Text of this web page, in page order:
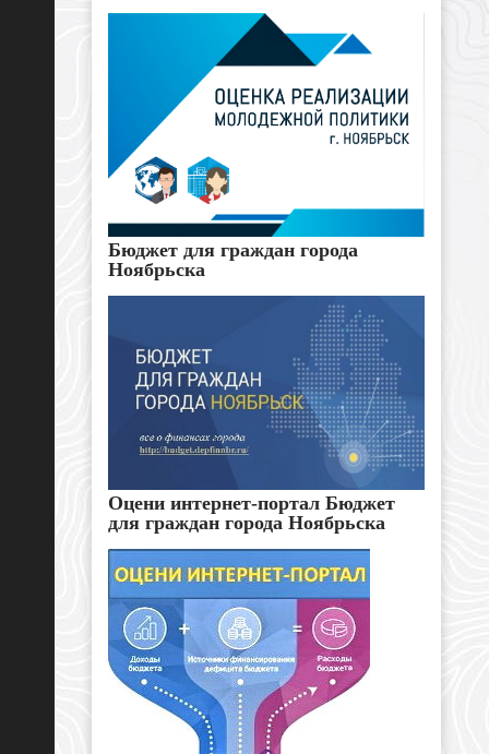
Бюджет для граждан города
Ноябрьска
Оцени интернет-портал Бюджет
для граждан города Ноябрьска